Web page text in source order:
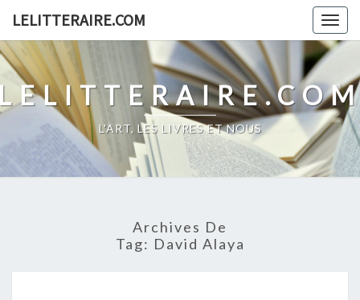
content
LELITTERAIRE.COM
L'ART, LES LIVRES ET NOUS
Archives De
Tag: David Alaya